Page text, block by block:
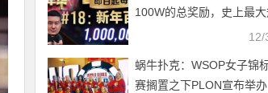
100W的总奖励，史上最
12/
蜗牛扑克：WSOP女子锦
赛搁置之下PLON宣布举办